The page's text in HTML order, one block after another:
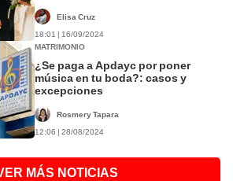
Elisa Cruz
18:01 | 16/09/2024
MATRIMONIO
¿Se paga a Apdayc por poner
música en tu boda?: casos y
excepciones
Rosmery Tapara
12:06 | 28/08/2024
MÁS NOTICIAS